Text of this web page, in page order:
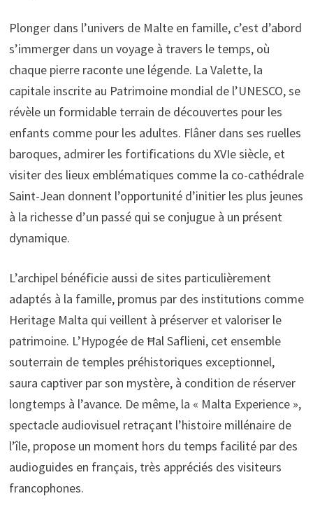
Plonger dans l’univers de Malte en famille, c’est d’abord
s’immerger dans un voyage à travers le temps, où
chaque pierre raconte une légende. La Valette, la
capitale inscrite au Patrimoine mondial de l’UNESCO, se
révèle un formidable terrain de découvertes pour les
enfants comme pour les adultes. Flâner dans ses ruelles
baroques, admirer les fortifications du XVIe siècle, et
visiter des lieux emblématiques comme la co-cathédrale
Saint-Jean donnent l’opportunité d’initier les plus jeunes
à la richesse d’un passé qui se conjugue à un présent
dynamique.
L’archipel bénéficie aussi de sites particulièrement
adaptés à la famille, promus par des institutions comme
Heritage Malta qui veillent à préserver et valoriser le
patrimoine. L’Hypogée de Ħal Saflieni, cet ensemble
souterrain de temples préhistoriques exceptionnel,
saura captiver par son mystère, à condition de réserver
longtemps à l’avance. De même, la « Malta Experience »,
spectacle audiovisuel retraçant l’histoire millénaire de
l’île, propose un moment hors du temps facilité par des
audioguides en français, très appréciés des visiteurs
francophones.